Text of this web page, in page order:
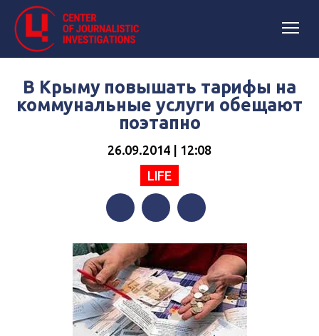
В Крыму повышать тарифы на
коммунальные услуги обещают
поэтапно
26.09.2014 | 12:08
LIFE